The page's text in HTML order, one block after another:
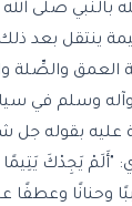
بالنبي صلى
ينتقل بعد
العمق والصِّلة
وآله وسلم في
عليه بقوله جل
"أَلَمْ يَجِدْكَ يَتِيمًا
وحنانًا وعطفًا